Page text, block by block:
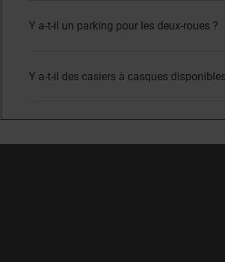
Y a-t-il un parking pour les deux-roues ?
Y a-t-il des casiers à casques